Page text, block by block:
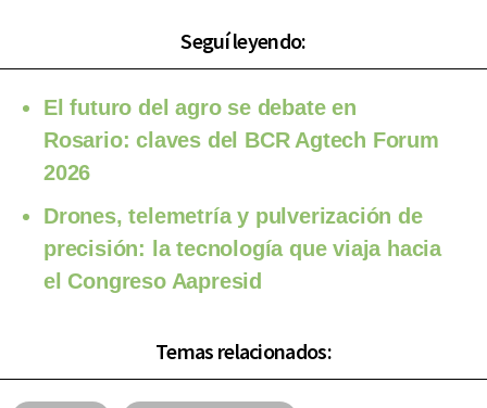
Seguí leyendo:
El futuro del agro se debate en
Rosario: claves del BCR Agtech Forum
2026
Drones, telemetría y pulverización de
precisión: la tecnología que viaja hacia
el Congreso Aapresid
Temas relacionados: